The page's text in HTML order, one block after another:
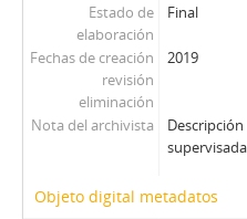
Estado de
elaboración
Final
Fechas de creación
revisión
eliminación
2019
Nota del archivista
Objeto digital metadatos